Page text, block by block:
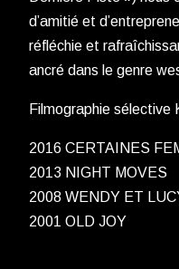
d’amitié et
réfléchie et
ancré dans le genre
Filmographie
2016 CERTAINES
2013 NIGHT MOVES
2008 WENDY ET
2001 OLD JOY